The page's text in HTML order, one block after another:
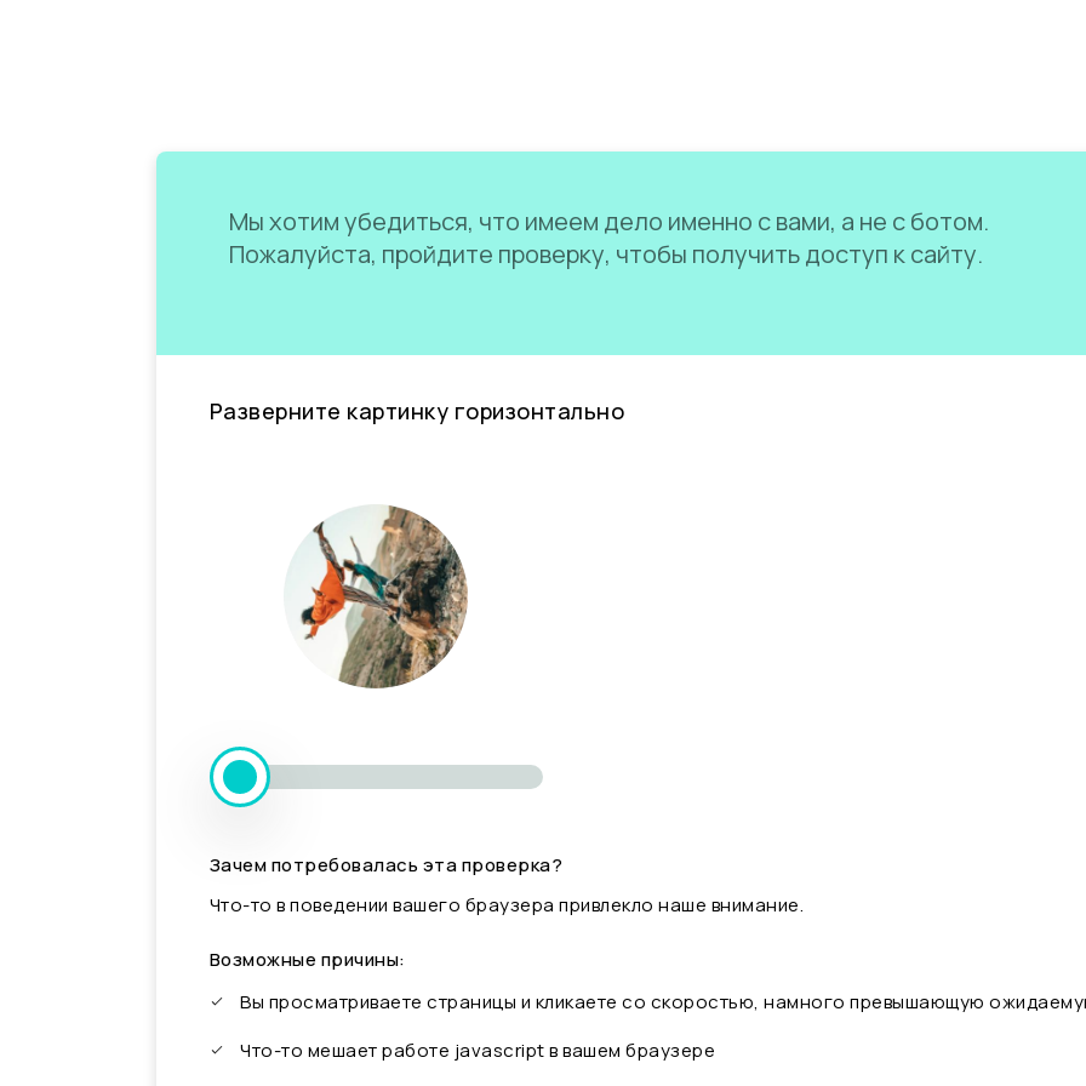
Мы хотим убедиться, что имеем дело именно с вами, а не с ботом.
Пожалуйста, пройдите проверку, чтобы получить доступ к сайту.
Разверните картинку горизонтально
Зачем потребовалась эта проверка?
Что-то в поведении вашего браузера привлекло наше внимание.
Возможные причины:
Вы просматриваете страницы и кликаете со скоростью, намного превышающую
Что-то мешает работе javascript в вашем браузере